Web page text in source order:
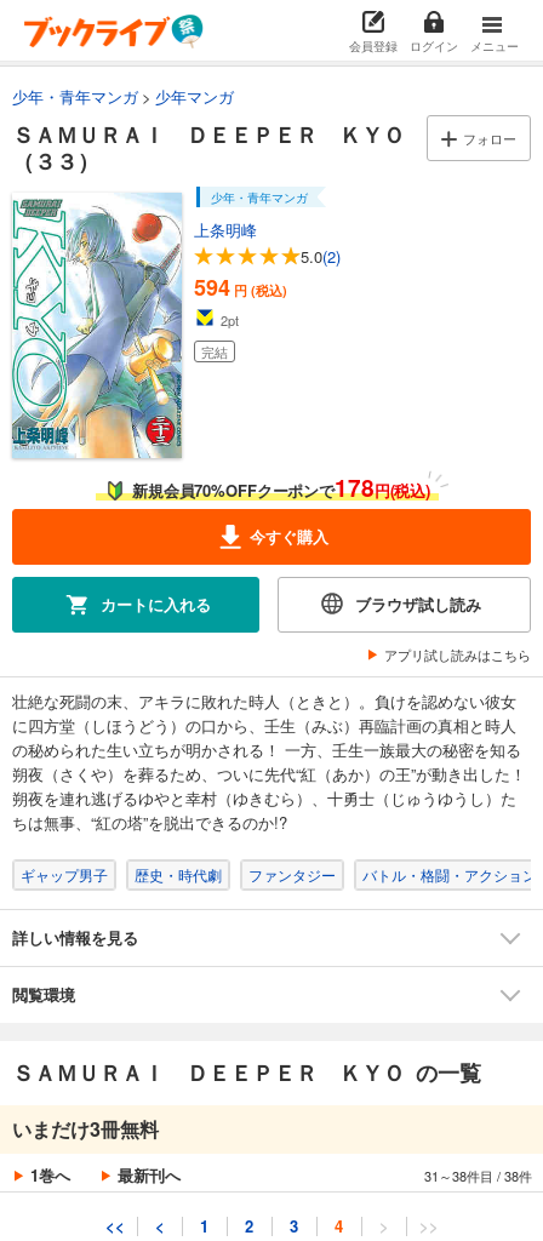
会員登録 ログイン メニュー
少年・青年マンガ 少年マンガ
ＳＡＭＵＲＡＩ ＤＥＥＰＥＲ ＫＹＯ
（３３）
フォロー
少年・青年マンガ
上条明峰
5.0(2)
594 円 (税込)
2pt
完結
新規会員70%OFFクーポンで178円(税込)
今すぐ購入
カートに入れる ブラウザ試し読み
アプリ試し読みはこちら
壮絶な死闘の末、アキラに敗れた時人（ときと）。負けを認めない彼女
に四方堂（しほうどう）の口から、壬生（みぶ）再臨計画の真相と時人
の秘められた生い立ちが明かされる！ 一方、壬生一族最大の秘密を知る
朔夜（さくや）を葬るため、ついに先代“紅（あか）の王”が動き出した！
朔夜を連れ逃げるゆやと幸村（ゆきむら）、十勇士（じゅうゆうし）た
ちは無事、“紅の塔”を脱出できるのか!?
ギャップ男子 歴史・時代劇 ファンタジー バトル・格闘・アクション
詳しい情報を見る
閲覧環境
ＳＡＭＵＲＡＩ ＤＥＥＰＥＲ ＫＹＯ の一覧
いまだけ3冊無料
1巻へ 最新刊へ 31～38件目 /38件
<< < 1 2 3 4 > >>
あらすじを表示する
594 円 (税込)
完結
あらすじを表示する
ＳＡＭＵＲＡＩ ＤＥＥＰＥＲ ＫＹＯ（２５）
594円 (税込)
完結
あらすじを表示する
ＳＡＭＵＲＡＩ ＤＥＥＰＥＲ ＫＹＯ（２６）
594円 (税込)
完結
あらすじを表示する
ＳＡＭＵＲＡＩ ＤＥＥＰＥＲ ＫＹＯ（２７）
594円 (税込)
試し読み
あらすじを表示する
ＳＡＭＵＲＡＩ ＤＥＥＰＥＲ ＫＹＯ（２８）
594円 (税込)
完結
試し読み
あらすじを表示する
ＳＡＭＵＲＡＩ ＤＥＥＰＥＲ ＫＹＯ（２９）
カート
あらすじを表示する
ＳＡＭＵＲＡＩ ＤＥＥＰＥＲ ＫＹＯ（３０）
594円 (税込)
完結